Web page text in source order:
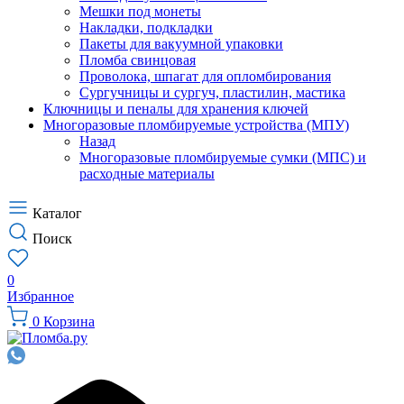
Мешки под монеты
Накладки, подкладки
Пакеты для вакуумной упаковки
Пломба свинцовая
Проволока, шпагат для опломбирования
Сургучницы и сургуч, пластилин, мастика
Ключницы и пеналы для хранения ключей
Многоразовые пломбируемые устройства (МПУ)
Назад
Многоразовые пломбируемые сумки (МПС) и
расходные материалы
Каталог
Поиск
0
Избранное
0 Корзина